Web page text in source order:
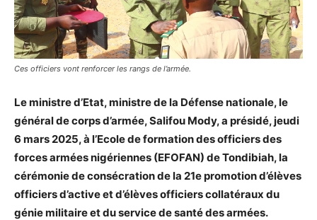
Ces officiers vont renforcer les rangs de l’armée.
Le ministre d’Etat, ministre de la Défense nationale, le
général de corps d’armée, Salifou Mody, a présidé, jeudi
6 mars 2025, à l’Ecole de formation des officiers des
forces armées nigériennes (EFOFAN) de Tondibiah, la
cérémonie de consécration de la 21e promotion d’élèves
officiers d’active et d’élèves officiers collatéraux du
génie militaire et du service de santé des armées.